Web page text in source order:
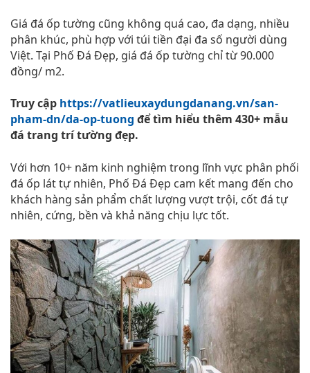
Giá đá ốp tường cũng không quá cao, đa dạng, nhiều
phân khúc, phù hợp với túi tiền đại đa số người dùng
Việt. Tại Phố Đá Đẹp, giá đá ốp tường chỉ từ 90.000
đồng/ m2.
Truy cập https://vatlieuxaydungdanang.vn/san-
pham-dn/da-op-tuong để tìm hiểu thêm 430+ mẫu
đá trang trí tường đẹp.
Với hơn 10+ năm kinh nghiệm trong lĩnh vực phân phối
đá ốp lát tự nhiên, Phố Đá Đẹp cam kết mang đến cho
khách hàng sản phẩm chất lượng vượt trội, cốt đá tự
nhiên, cứng, bền và khả năng chịu lực tốt.